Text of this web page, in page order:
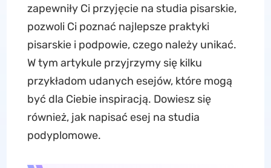
zapewniły Ci przyjęcie na studia pisarskie,
pozwoli Ci poznać najlepsze praktyki
pisarskie i podpowie, czego należy unikać.
W tym artykule przyjrzymy się kilku
przykładom udanych esejów, które mogą
być dla Ciebie inspiracją. Dowiesz się
również, jak napisać esej na studia
podyplomowe.